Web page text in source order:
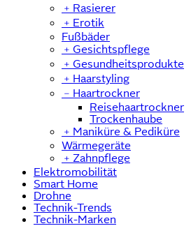
﹢ Rasierer
﹢ Erotik
Fußbäder
﹢ Gesichtspflege
﹢ Gesundheitsprodukte
﹢ Haarstyling
﹣ Haartrockner
Reisehaartrockner
Trockenhaube
﹢ Maniküre & Pediküre
Wärmegeräte
﹢ Zahnpflege
Elektromobilität
Smart Home
Drohne
Technik-Trends
Technik-Marken